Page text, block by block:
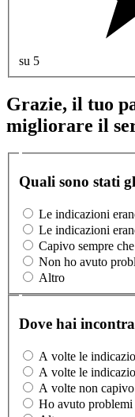
su 5
Grazie, il tuo
migliorare il
Quali sono stati
Le indicazioni
Le indicazioni
Capivo sempre
Non ho avuto
Altro
Dove hai
A volte le
A volte le
A volte non capivo
Ho avuto problemi